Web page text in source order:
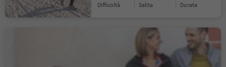
Difficoltà Salita durata
Anterivo - Palù Longa -
Malghette - Passo Cisa -
Anterivo
Anterivo